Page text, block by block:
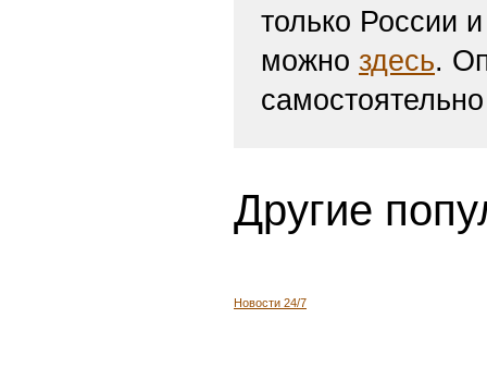
только России
можно здесь.
Другие
Новости 24/7